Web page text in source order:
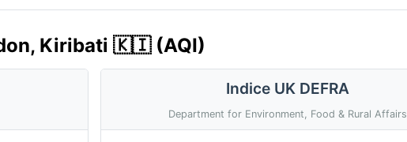
Kiribati 🇰🇮 (AQI)
Indice UK DEFRA
Department for Environment, Food & Rural Affairs